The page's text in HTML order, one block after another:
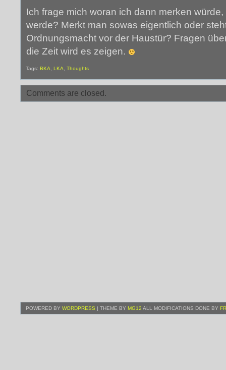
Ich frage mich woran ich dann merken
werde? Merkt man sowas eigentlich oder
Ordnungsmacht vor der Haustür? Fragen
die Zeit wird es zeigen.
Tags: BKA LKA Thoughts
Comments are closed.
POWERED BY WORDPRESS | THEME BY MG12 ALL MODIFICATIONS DONE BY